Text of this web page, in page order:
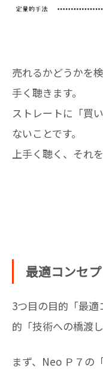
売れるかどうかを
手く聴きます。
ストレートに「買
ないことです。
上手く聴く、それ
最適コンセ
3つ目の目的「最
的「技術への橋渡
まず、Neo Ｐ７の